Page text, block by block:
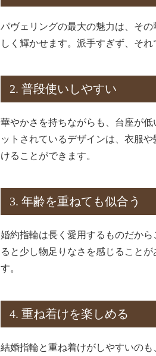
パヴェリングの最大の魅力は、そ
しく輝かせます。派手すぎず、そ
2. 普段使いしやすい
華やかさを持ちながらも、台座が
ットされているデザインは、衣服
けることができます。
3. 年齢を重ねても似合う
婚約指輪は長く愛用するものだか
ると少し物足りなさを感じること
す。
4. 重ね着けを楽しめる
結婚指輪と重ね着けがしやすいの